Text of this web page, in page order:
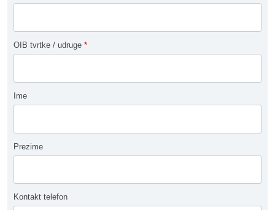
OIB tvrtke / udruge *
Ime
Prezime
Kontakt telefon